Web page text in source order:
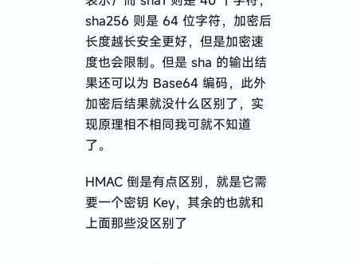
sha256 则是 64 位字符，加密后
长度越长安全更好，但是加密速
度也会限制。但是 sha 的输出结
果还可以为 Base64 编码，此外
加密后结果就没什么区别了，实
现原理相不相同我可就不知道
了。
HMAC 倒是有点区别，就是它需
要一个密钥 Key，其余的也就和
上面那些没区别了